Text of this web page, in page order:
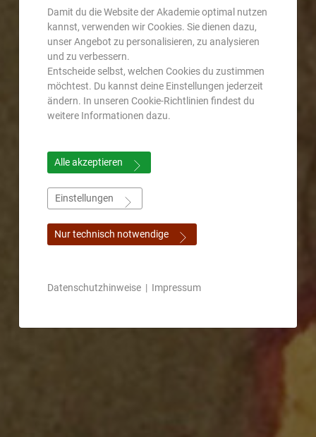
Damit du die Website der Akademie optimal nutzen
kannst, verwenden wir Cookies. Sie dienen dazu,
unser Angebot zu personalisieren, zu analysieren
und zu verbessern.
Entscheide selbst, welchen Cookies du zustimmen
möchtest. Du kannst deine Einstellungen jederzeit
ändern. In unseren Cookie-Richtlinien findest du
weitere Informationen dazu.
Alle akzeptieren
Einstellungen
Nur technisch notwendige
Datenschutzhinweise | Impressum